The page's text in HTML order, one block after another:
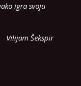
igra svoju
Vilijam Šekspir